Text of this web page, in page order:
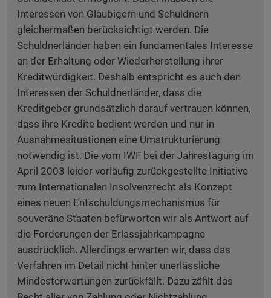
Interessen von Gläubigern und Schuldnern
gleichermaßen berücksichtigt werden. Die
Schuldnerländer haben ein fundamentales Interesse
an der Erhaltung oder Wiederherstellung ihrer
Kreditwürdigkeit. Deshalb entspricht es auch den
Interessen der Schuldnerländer, dass die
Kreditgeber grundsätzlich darauf vertrauen können,
dass ihre Kredite bedient werden und nur in
Ausnahmesituationen eine Umstrukturierung
notwendig ist. Die vom IWF bei der Jahrestagung im
April 2003 leider vorläufig zurückgestellte Initiative
zum Internationalen Insolvenzrecht als Konzept
eines neuen Entschuldungsmechanismus für
souveräne Staaten befürworten wir als Antwort auf
die Forderungen der Erlassjahrkampagne
ausdrücklich. Allerdings erwarten wir, dass das
Verfahren im Detail nicht hinter unerlässliche
Mindesterwartungen zurückfällt. Dazu zählt das